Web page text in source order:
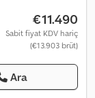
€11.490
Sabit fiyat KDV hariç
(€13.903 brüt)
Ara